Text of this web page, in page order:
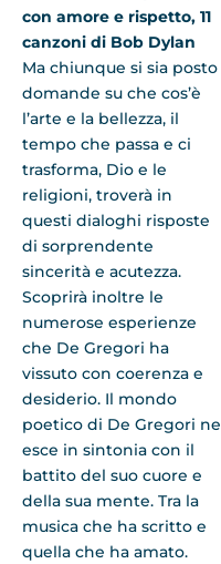
con amore e rispetto, 11
canzoni di Bob Dylan
Ma chiunque si sia posto
domande su che cos’è
l’arte e la bellezza, il
tempo che passa e ci
trasforma, Dio e le
religioni, troverà in
questi dialoghi risposte
di sorprendente
sincerità e acutezza.
Scoprirà inoltre le
numerose esperienze
che De Gregori ha
vissuto con coerenza e
desiderio. Il mondo
poetico di De Gregori ne
esce in sintonia con il
battito del suo cuore e
della sua mente. Tra la
musica che ha scritto e
quella che ha amato.